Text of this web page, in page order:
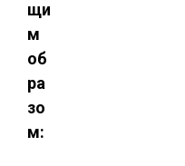
щи
м
об
ра
зо
м: